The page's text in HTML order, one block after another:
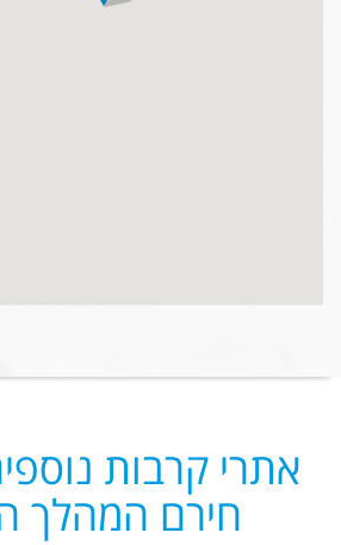
אתרי קרבות
חירם המהלך